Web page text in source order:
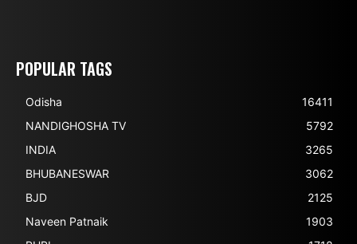
POPULAR TAGS
Odisha
16411
NANDIGHOSHA TV
5792
INDIA
3265
BHUBANESWAR
3062
BJD
2125
Naveen Patnaik
1903